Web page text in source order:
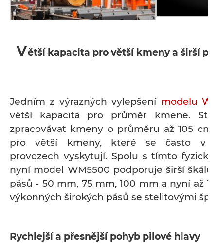
Větší kapacita pro větší kmeny a širší
Jedním z výrazných vylepšení modelu
větší kapacita pro průměr kmene.
zpracovávat kmeny o průměru až 105
pro větší kmeny, které se často v
provozech vyskytují. Spolu s tímto
nyní model WM5500 podporuje širší škálu
pásů - 50 mm, 75 mm, 100 mm a nyní až
výkonných širokých pásů se stelitovými
Rychlejší a přesnější pohyb pilové hlavy